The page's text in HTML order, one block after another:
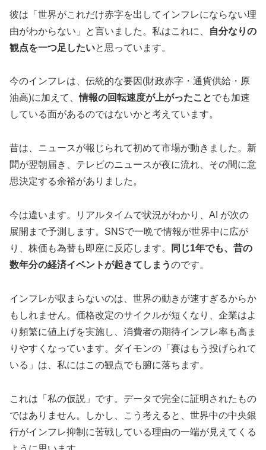
彼は「世界がこれだけ赤字を出してインフレにならない理
由がわからない」と言いました。私はこれに、
自分なりの
観点を一つ足したいと思っています。
今のインフレは、伝統的な要因(財政赤字・通貨供給・原
油高)に加えて、情報の回転速度が上がったことでも加速
している面があるのではないかと考えています。
昔は、ニュースが報じられて初めて市場が動きました。新
聞が翌朝届き、テレビのニュースが夜に流れ、その間に意
思決定する余裕がありました。
今は違います。リアルタイムで状況がわかり、AI が次の
展開まで予測します。SNSで一晩で情報が世界中に広が
り、株価も為替も即座に反応します。
同じ1年でも、昔の
数年分の経済イベントが起きてしまうのです。
インフレが収まらないのは、世界の動きが速すぎるからか
もしれません。価格改定のサイクルが短くなり、企業はよ
り頻繁に値上げを実施し、消費者の期待インフレ率も高ま
りやすくなっています。ダイモンの「賽はもう投げられて
いる」は、私にはこの観点でも腑に落ちます。
これは「私の仮説」です。データで完全に証明されたもの
ではありません。しかし、こう考えると、世界中の中央銀
行がインフレ抑制に苦戦している理由の一端が見えてくる